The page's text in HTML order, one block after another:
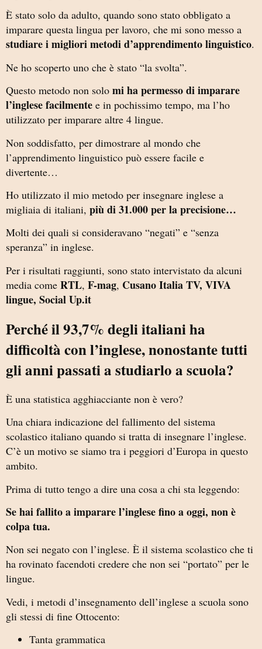
È stato solo da adulto, quando sono stato obbligato a
imparare questa lingua per lavoro, che mi sono messo a
studiare i migliori metodi d’apprendimento linguistico.
Ne ho scoperto uno che è stato “la svolta”.
Questo metodo non solo mi ha permesso di imparare
l’inglese facilmente e in pochissimo tempo, ma l’ho
utilizzato per imparare altre 4 lingue.
Non soddisfatto, per dimostrare al mondo che
l’apprendimento linguistico può essere facile e
divertente…
Ho utilizzato il mio metodo per insegnare inglese a
migliaia di italiani, più di 31.000 per la precisione…
Molti dei quali si consideravano “negati” e “senza
speranza” in inglese.
Per i risultati raggiunti, sono stato intervistato da alcuni
media come RTL, F-mag, Cusano Italia TV, VIVA
lingue, Social Up.it
Perché il 93,7% degli italiani ha
difficoltà con l’inglese, nonostante tutti
gli anni passati a studiarlo a scuola?
È una statistica agghiacciante non è vero?
Una chiara indicazione del fallimento del sistema
scolastico italiano quando si tratta di insegnare l’inglese.
C’è un motivo se siamo tra i peggiori d’Europa in questo
ambito.
Prima di tutto tengo a dire una cosa a chi sta leggendo:
Se hai fallito a imparare l’inglese fino a oggi, non è
colpa tua.
Non sei negato con l’inglese. È il sistema scolastico che ti
ha rovinato facendoti credere che non sei “portato” per le
lingue.
Vedi, i metodi d’insegnamento dell’inglese a scuola sono
gli stessi di fine Ottocento:
Tanta grammatica